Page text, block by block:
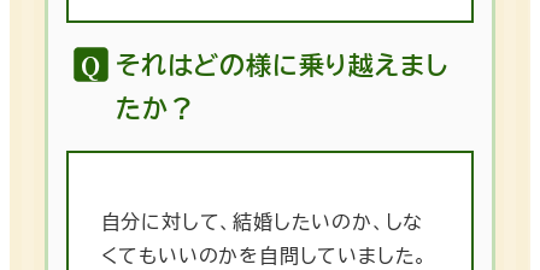
それはどの様に乗り越えまし
たか？
自分に対して、結婚したいのか、しな
くてもいいのかを自問していました。